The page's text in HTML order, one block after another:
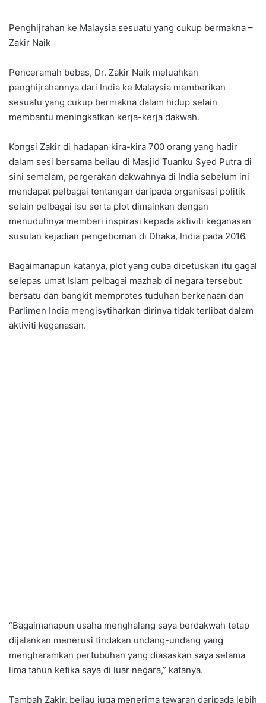
Penghijrahan ke Malaysia sesuatu yang cukup bermakna –
Zakir Naik
Penceramah bebas, Dr. Zakir Naik meluahkan
penghijrahannya dari India ke Malaysia memberikan
sesuatu yang cukup bermakna dalam hidup selain
membantu meningkatkan kerja-kerja dakwah.
Kongsi Zakir di hadapan kira-kira 700 orang yang hadir
dalam sesi bersama beliau di Masjid Tuanku Syed Putra di
sini semalam, pergerakan dakwahnya di India sebelum ini
mendapat pelbagai tentangan daripada organisasi politik
selain pelbagai isu serta plot dimainkan dengan
menuduhnya memberi inspirasi kepada aktiviti keganasan
susulan kejadian pengeboman di Dhaka, India pada 2016.
Bagaimanapun katanya, plot yang cuba dicetuskan itu gagal
selepas umat Islam pelbagai mazhab di negara tersebut
bersatu dan bangkit memprotes tuduhan berkenaan dan
Parlimen India mengisytiharkan dirinya tidak terlibat dalam
aktiviti keganasan.
“Bagaimanapun usaha menghalang saya berdakwah tetap
dijalankan menerusi tindakan undang-undang yang
mengharamkan pertubuhan yang diasaskan saya selama
lima tahun ketika saya di luar negara,” katanya.
Tambah Zakir, beliau juga menerima tawaran daripada lebih